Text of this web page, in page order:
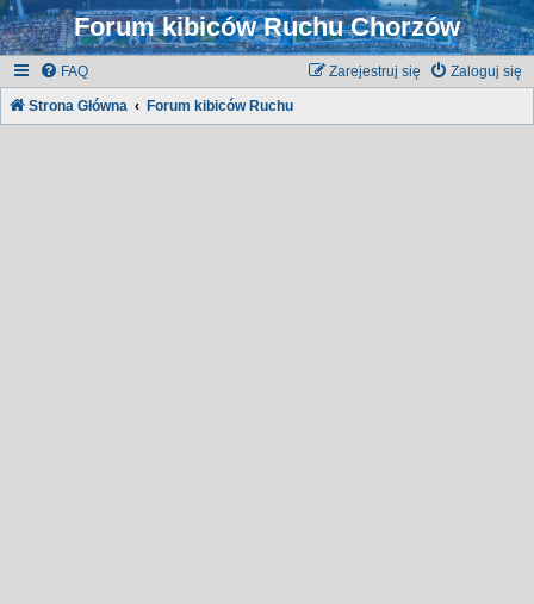
Forum kibiców Ruchu Chorzów
FAQ Zaloguj się
Zarejestruj się
Strona Główna Forum kibiców Ruchu